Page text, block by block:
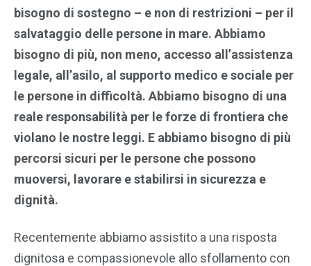
bisogno di sostegno – e non di restrizioni – per il
salvataggio delle persone in mare. Abbiamo
bisogno di più, non meno, accesso all’assistenza
legale, all’asilo, al supporto medico e sociale per
le persone in difficoltà. Abbiamo bisogno di una
reale responsabilità per le forze di frontiera che
violano le nostre leggi. E abbiamo bisogno di più
percorsi sicuri per le persone che possono
muoversi, lavorare e stabilirsi in sicurezza e
dignità.
Recentemente abbiamo assistito a una risposta
dignitosa e compassionevole allo sfollamento con